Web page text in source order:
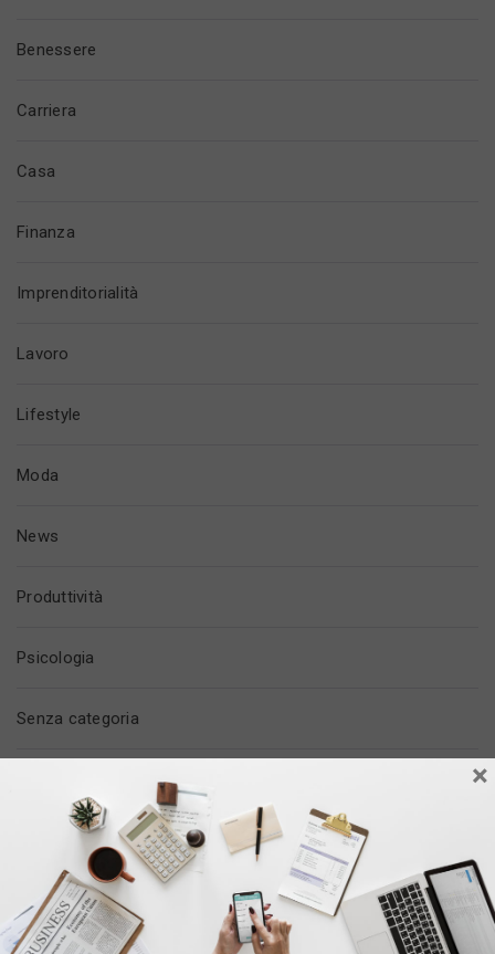
Benessere
Carriera
Casa
Finanza
Imprenditorialità
Lavoro
Lifestyle
Moda
News
Produttività
Psicologia
Senza categoria
Tempo Libero
Trovare Lavoro
×